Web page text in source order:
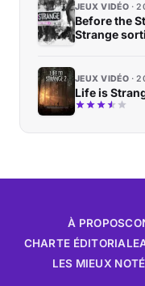
JEUX VIDÉO
Before the
Strange
JEUX VIDÉO
Life is
À PROPOS
CHARTE ÉDITORIALE
LES MIEUX